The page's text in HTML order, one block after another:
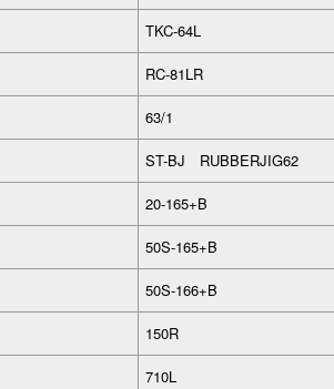
TKC-64L
RC-81LR
63/1
ST-BJ RUBBERJIG62
20-165+B
50S-165+B
50S-166+B
150R
710L